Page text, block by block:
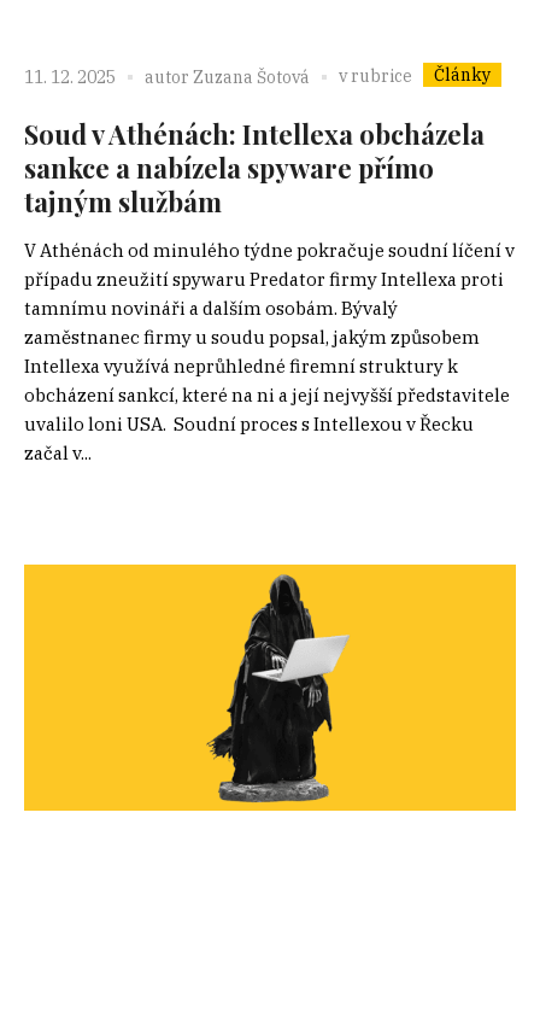
11. 12. 2025 autor Zuzana Šotová v rubrice Články
Soud v Athénách: Intellexa obcházela
sankce a nabízela spyware přímo
tajným službám
V Athénách od minulého týdne pokračuje soudní líčení v
případu zneužití spywaru Predator firmy Intellexa proti
tamnímu novináři a dalším osobám. Bývalý
zaměstnanec firmy u soudu popsal, jakým způsobem
Intellexa využívá neprůhledné firemní struktury k
obcházení sankcí, které na ni a její nejvyšší představitele
uvalilo loni USA. Soudní proces s Intellexou v Řecku
začal v...